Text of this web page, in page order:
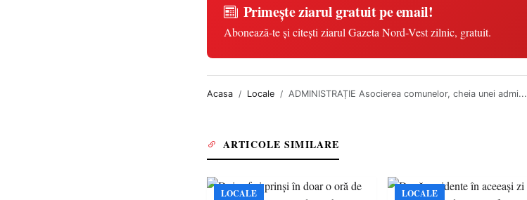
Primește ziarul gratuit pe email!
Abonează-te și citești ziarul Gazeta Nord-Vest zilnic, gratuit.
Acasa Locale ADMINISTRAȚIE Asocierea comunelor, cheia unei admi...
ARTICOLE SIMILARE
LOCALE LOCALE